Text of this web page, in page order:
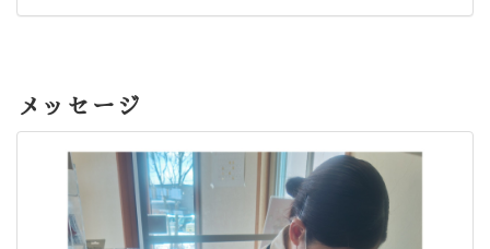
メッセージ